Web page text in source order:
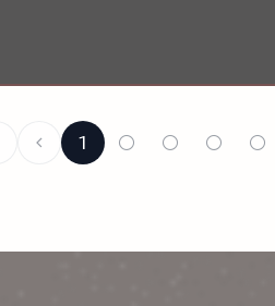
1 ○ ○ ○ ○